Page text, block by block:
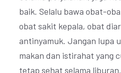
baik. Selalu bawa obat-
obat sakit kepala, obat
antinyamuk. Jangan lupa
makan dan istirahat yang
tetap sehat selama liburan.